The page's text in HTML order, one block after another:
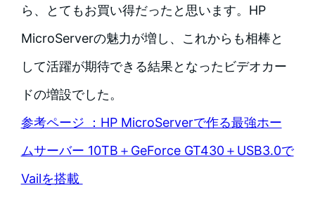
ら、とてもお買い得だったと思います。HP
MicroServerの魅力が増し、これからも相棒と
して活躍が期待できる結果となったビデオカー
ドの増設でした。
参考ページ ：HP MicroServerで作る最強ホー
ムサーバー 10TB＋GeForce GT430＋USB3.0で
Vailを搭載